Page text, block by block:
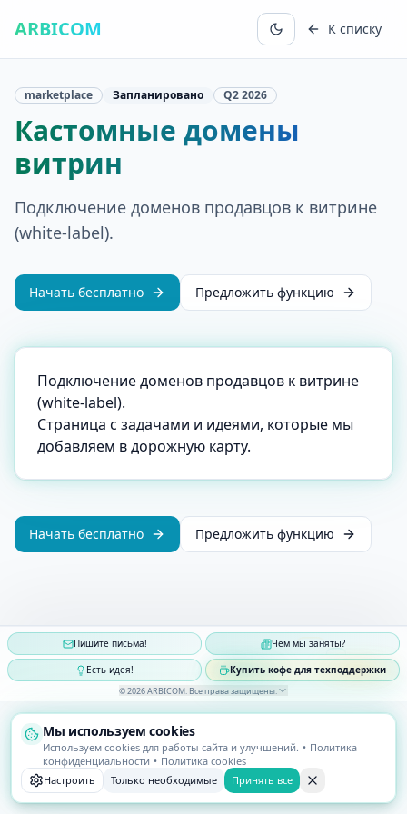
ARBICOM К списку
marketplace Запланировано Q22026
Кастомные домены
витрин
Подключение доменов продавцов к витрине
(white-label).
Начать бесплатно Предложить функцию
Подключение доменов продавцов к витрине
(white-label).
Страница с задачами и идеями, которые мы
добавляем в дорожную карту.
Начать бесплатно Предложить функцию
Пишите письма! Чем мы заняты?
Есть идея! Купить кофе для техподдержки
© 2026ARBICOM Все права защищены
Мы используем cookies
Используем cookies для работы сайта и улучшений. • Политика
конфиденциальности • Политика cookies
Настроить
Только необходимые Принять все